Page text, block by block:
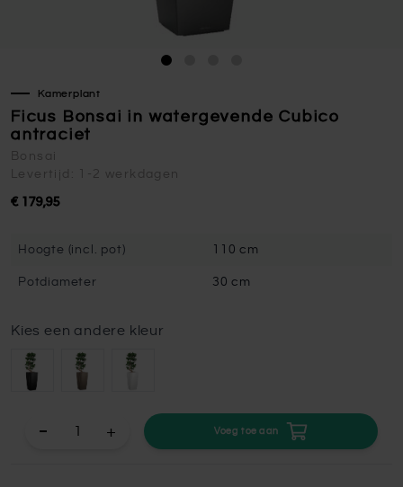
Kamerplant
Ficus Bonsai in watergevende Cubico
antraciet
Bonsai
Levertijd: 1-2 werkdagen
€ 179,95
Hoogte (incl. pot) 110 cm
Potdiameter 30 cm
Kies een andere kleur
+ Voeg toe aan